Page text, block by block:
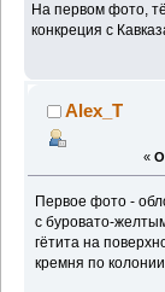
На первом фото,
конкреция с
Alex_T
«
Первое фото -
с буровато-
гётита на
кремня по